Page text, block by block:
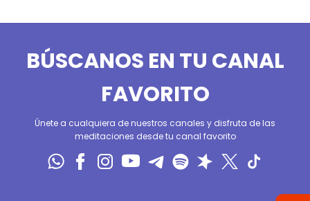
BÚSCANOS EN TU CANAL
FAVORITO
Únete a cualquiera de nuestros canales y disfruta de las
meditaciones desde tu canal favorito